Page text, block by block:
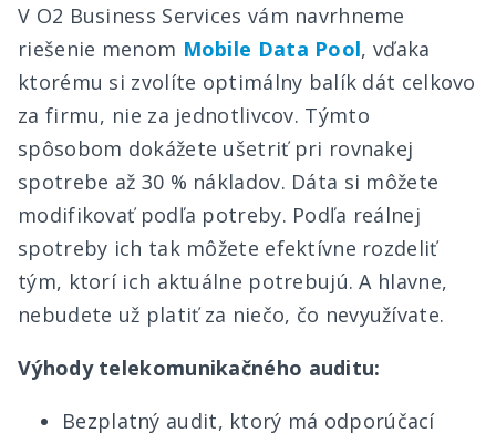
V O2 Business Services vám navrhneme
riešenie menom Mobile Data Pool, vďaka
ktorému si zvolíte optimálny balík dát celkovo
za firmu, nie za jednotlivcov. Týmto
spôsobom dokážete ušetriť pri rovnakej
spotrebe až 30 % nákladov. Dáta si môžete
modifikovať podľa potreby. Podľa reálnej
spotreby ich tak môžete efektívne rozdeliť
tým, ktorí ich aktuálne potrebujú. A hlavne,
nebudete už platiť za niečo, čo nevyužívate.
Výhody telekomunikačného auditu:
Bezplatný audit, ktorý má odporúčací